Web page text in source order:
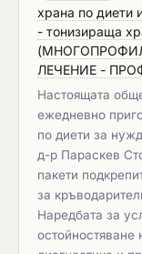
храна по диети
- тонизираща
(
ЛЕЧЕНИЕ -
Настоящата
ежедневно
по диети за
д-р Параскев
пакети
за
Наредбата за
остойностяване